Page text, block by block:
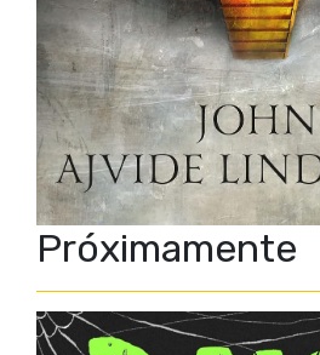
Próximamente